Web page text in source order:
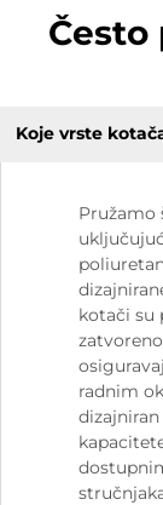
Često
Koje vrste
Pružamo
kotači su
radnim